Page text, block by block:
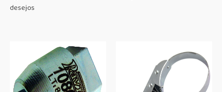
desejos